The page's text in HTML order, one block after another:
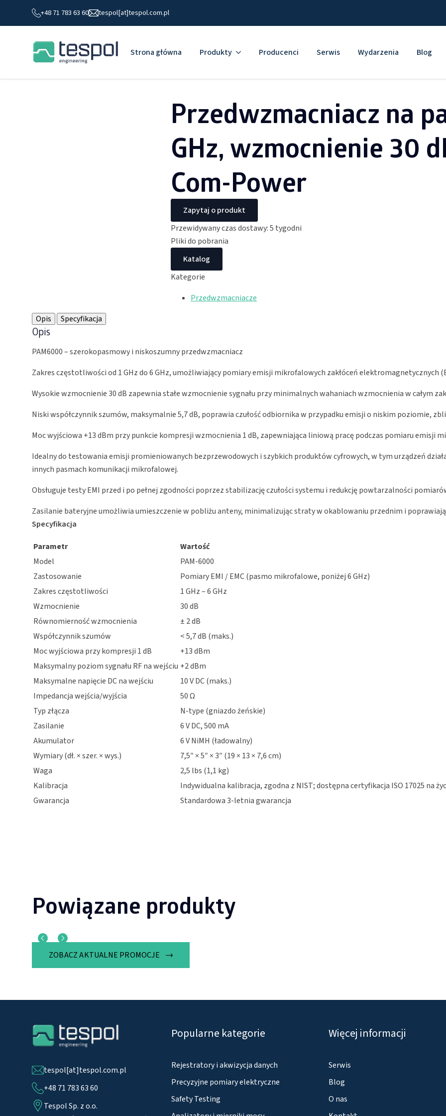
+48 71 783 63 60 tespol[at]tespol.com.pl
Strona główna Produkty Producenci Serwis Wydarzenia Blog
Przedwzmacniacz na
GHz, wzmocnienie 30
Com-Power
Zapytaj o produkt
Przewidywany czas dostawy: 5 tygodni
Pliki do pobrania
Katalog
Kategorie
Przedwzmacniacze
Opis
Specyfikacja
Opis
PAM6000 – szerokopasmowy i niskoszumny przedwzmacniacz
Zakres częstotliwości od 1 GHz do 6 GHz, umożliwiający pomiary emisji mikrofalowych zakłóceń elektromagnetycznych
Wysokie wzmocnienie 30 dB zapewnia stałe wzmocnienie sygnału przy minimalnych wahaniach wzmocnienia w całym
Niski współczynnik szumów, maksymalnie 5,7 dB, poprawia czułość odbiornika w przypadku emisji o niskim poziomie,
Moc wyjściowa +13 dBm przy punkcie kompresji wzmocnienia 1 dB, zapewniająca liniową pracę podczas pomiaru emisji
Idealny do testowania emisji promieniowanych bezprzewodowych i szybkich produktów cyfrowych, w tym urządzeń
innych pasmach komunikacji mikrofalowej.
Obsługuje testy EMI przed i po pełnej zgodności poprzez stabilizację czułości systemu i redukcję powtarzalności
Zasilanie bateryjne umożliwia umieszczenie w pobliżu anteny, minimalizując straty w okablowaniu przednim i
Specyfikacja
Parametr
Wartość
Model
PAM-6000
Zastosowanie
Pomiary EMI / EMC (pasmo mikrofalowe, poniżej 6 GHz)
Zakres częstotliwości
1 GHz – 6 GHz
Wzmocnienie
30 dB
Równomierność wzmocnienia
± 2 dB
Współczynnik szumów
< 5,7 dB (maks.)
Moc wyjściowa przy kompresji 1 dB
+13 dBm
Maksymalny poziom sygnału RF na wejściu +2 dBm
Maksymalne napięcie DC na wejściu
10 V DC (maks.)
Impedancja wejścia/wyjścia
50 Ω
Typ złącza
N-type (gniazdo żeńskie)
Zasilanie
6 V DC, 500 mA
Akumulator
6 V NiMH (ładowalny)
Wymiary (dł. × szer. × wys.)
7,5″ × 5″ × 3″ (19 × 13 × 7,6 cm)
Waga
2,5 lbs (1,1 kg)
Kalibracja
Indywidualna kalibracja, zgodna z NIST; dostępna certyfikacja ISO 17025 na
Gwarancja
Standardowa 3-letnia gwarancja
Powiązane produkty
ZOBACZ AKTUALNE PROMOCJE
tespol[at]tespol.com.pl
+48 71 783 63 60
Tespol Sp. z o.o.
Popularne kategorie
Rejestratory i akwizycja danych
Precyzyjne pomiary elektryczne
Safety Testing
Więcej informacji
Serwis
Blog
O nas